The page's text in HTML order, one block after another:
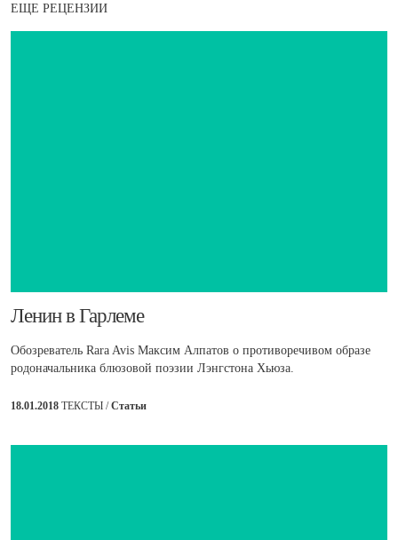
ЕЩЕ РЕЦЕНЗИИ
​Ленин в Гарлеме
Обозреватель Rara Avis Максим Алпатов о противоречивом образе
родоначальника блюзовой поэзии Лэнгстона Хьюза.
18.01.2018 ТЕКСТЫ /Статьи